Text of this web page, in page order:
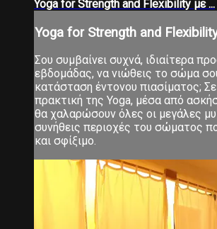
Yoga for Strength and Flexibility με ...
Yoga for Strength and
Σου συμβαίνει συχνά, ιδιαίτερα
εβδομάδας, να νιώθεις το σώμα
κατάσταση έντονου πιασίματος;
πρακτική της Yoga, μέσα από
θα χαλαρώσουν όλες οι μεγάλες
συνήθεις περιοχές του σώματος
και σφίξιμο.